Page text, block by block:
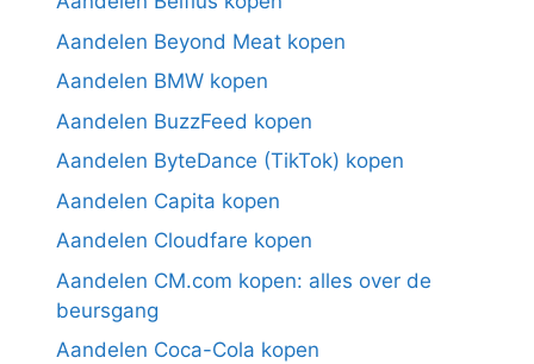
Aandelen Beyond Meat kopen
Aandelen BMW kopen
Aandelen BuzzFeed kopen
Aandelen ByteDance (TikTok) kopen
Aandelen Capita kopen
Aandelen Cloudfare kopen
Aandelen CM.com kopen: alles over de
beursgang
Aandelen Coca-Cola kopen